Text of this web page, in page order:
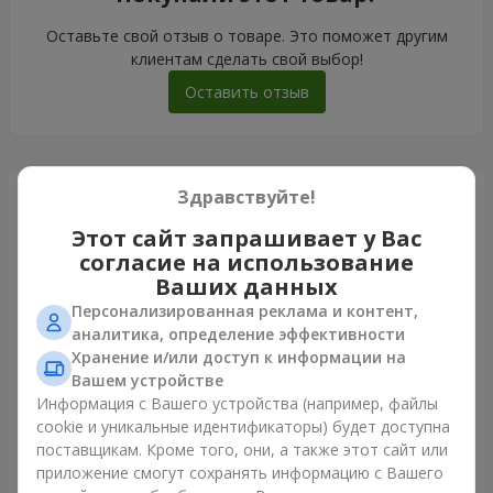
Оставьте свой отзыв о товаре. Это поможет другим
клиентам сделать свой выбор!
Оставить отзыв
Только что доставили
Букет "Каир"
Здравствуйте!
Этот сайт запрашивает у Вас
согласие на использование
Ваших данных
Персонализированная реклама и контент,
аналитика, определение эффективности
Хранение и/или доступ к информации на
Вашем устройстве
Информация с Вашего устройства (например, файлы
cookie и уникальные идентификаторы) будет доступна
поставщикам. Кроме того, они, а также этот сайт или
приложение смогут сохранять информацию с Вашего